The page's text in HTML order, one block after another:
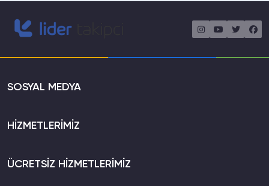
SOSYAL MEDYA
HİZMETLERİMİZ
ÜCRETSİZ HİZMETLERİMİZ